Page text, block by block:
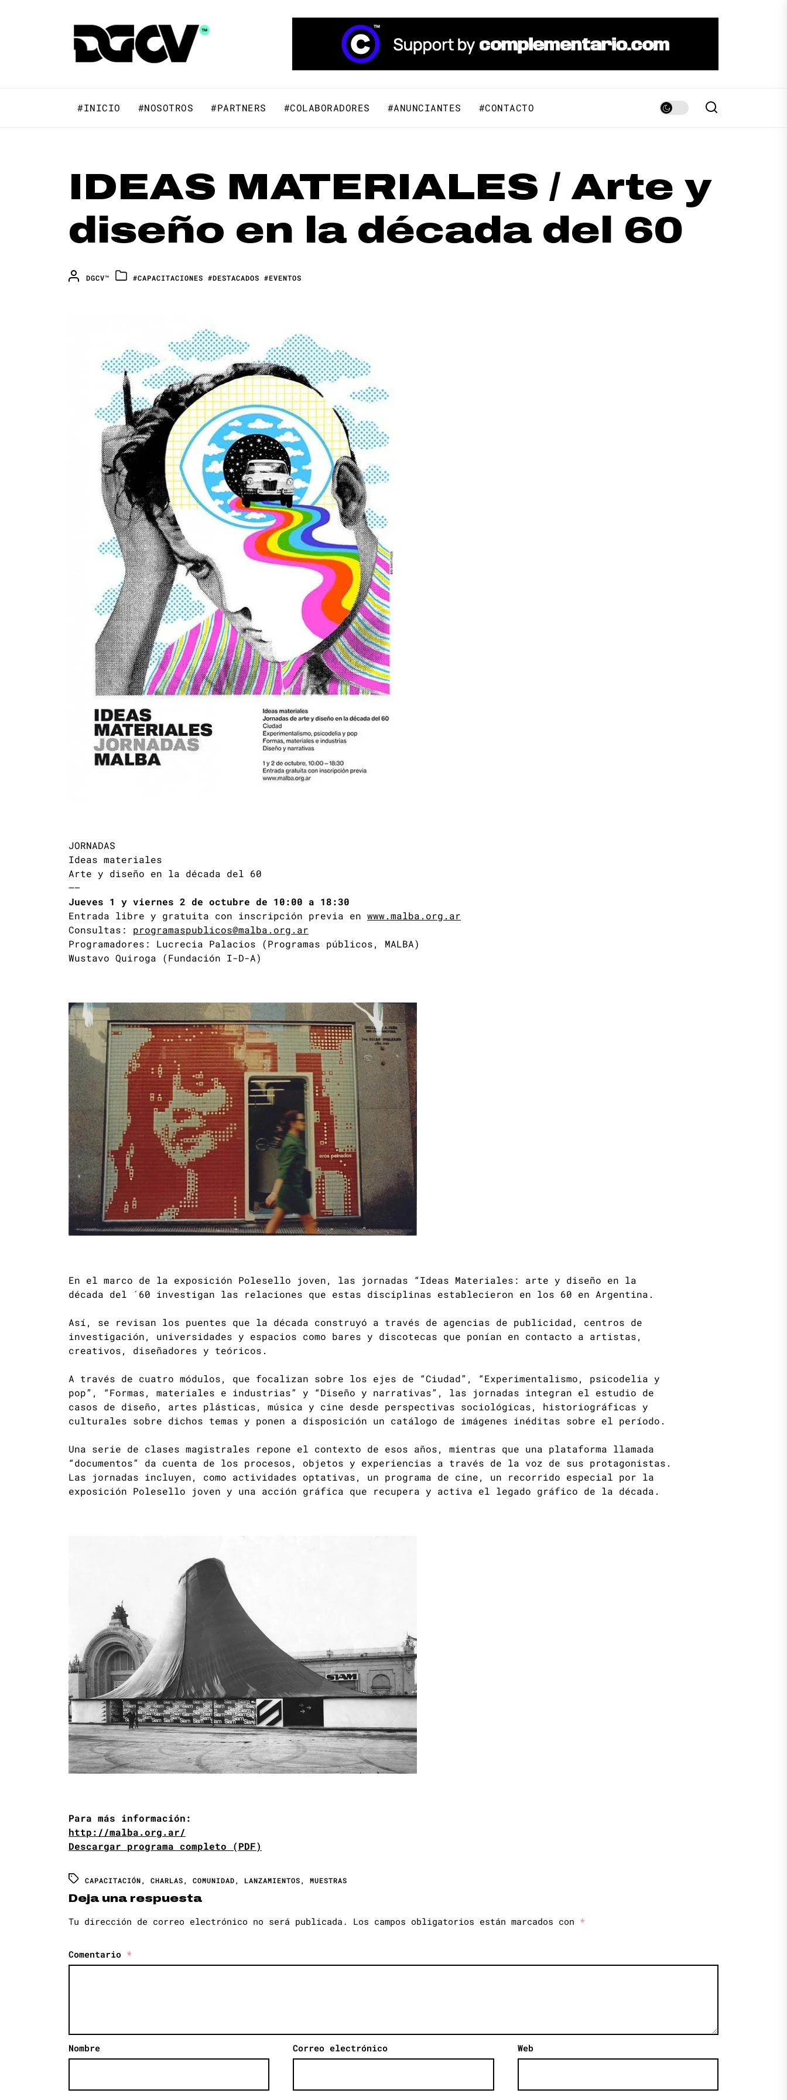
#INICIO #NOSOTROS #PARTNERS #COLABORADORES #ANUNCIANTES #CONTACTO
IDEAS MATERIALES / Arte y
diseño en la década del 60
DGCV™ #CAPACITACIONES #DESTACADOS #EVENTOS
JORNADAS
Ideas materiales
Arte y diseño en la década del 60
—–
Jueves 1 y viernes 2 de octubre de 10:00 a 18:30
Entrada libre y gratuita con inscripción previa en www.malba.org.ar
Consultas: programaspublicos@malba.org.ar
Programadores: Lucrecia Palacios (Programas públicos, MALBA)
Wustavo Quiroga (Fundación I-D-A)
En el marco de la exposición Polesello joven, las jornadas “Ideas Materiales: arte y diseño en la
década del ´60 investigan las relaciones que estas disciplinas establecieron en los 60 en Argentina.
Así, se revisan los puentes que la década construyó a través de agencias de publicidad, centros de
investigación, universidades y espacios como bares y discotecas que ponían en contacto a artistas,
creativos, diseñadores y teóricos.
A través de cuatro módulos, que focalizan sobre los ejes de “Ciudad”, “Experimentalismo, psicodelia y
pop”, “Formas, materiales e industrias” y “Diseño y narrativas”, las jornadas integran el estudio de
casos de diseño, artes plásticas, música y cine desde perspectivas sociológicas, historiográficas y
culturales sobre dichos temas y ponen a disposición un catálogo de imágenes inéditas sobre el período.
Una serie de clases magistrales repone el contexto de esos años, mientras que una plataforma llamada
“documentos” da cuenta de los procesos, objetos y experiencias a través de la voz de sus protagonistas.
Las jornadas incluyen, como actividades optativas, un programa de cine, un recorrido especial por la
exposición Polesello joven y una acción gráfica que recupera y activa el legado gráfico de la década.
Para más información:
http://malba.org.ar/
Descargar programa completo (PDF)
CAPACITACIÓN, CHARLAS, COMUNIDAD, LANZAMIENTOS, MUESTRAS
Deja una respuesta
Tu dirección de correo electrónico no será publicada.
Los campos obligatorios están marcados con *
Comentario *
Nombre Correo electrónico Web